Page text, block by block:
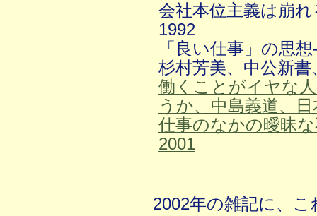
会社本位主義は崩
1992
「良い仕事」の思
杉村芳美、中公新書
働くことがイヤな
うか、中島義道、
仕事のなかの曖昧
2001
2002年の雑記に、